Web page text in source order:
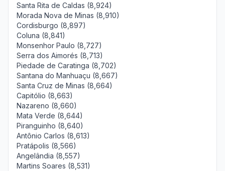
Santa Rita de Caldas (8,924)
Morada Nova de Minas (8,910)
Cordisburgo (8,897)
Coluna (8,841)
Monsenhor Paulo (8,727)
Serra dos Aimorés (8,713)
Piedade de Caratinga (8,702)
Santana do Manhuaçu (8,667)
Santa Cruz de Minas (8,664)
Capitólio (8,663)
Nazareno (8,660)
Mata Verde (8,644)
Piranguinho (8,640)
Antônio Carlos (8,613)
Pratápolis (8,566)
Angelândia (8,557)
Martins Soares (8,531)